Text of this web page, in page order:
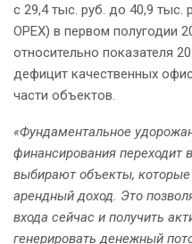
с 29,4 тыс. руб. до 40,9
ОРЕХ) в первом полугодии
относительно показателя
дефицит качественных
части объектов.
«Фундаментальное
финансирования переходит
выбирают объекты,
арендный доход. Это
входа сейчас и получить
генерировать денежный